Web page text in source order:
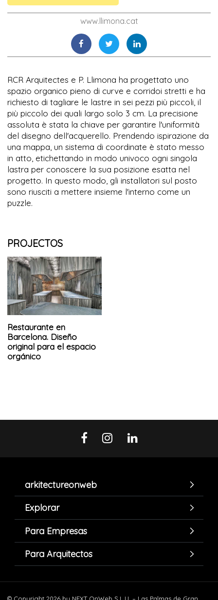
www.llimona.cat
RCR Arquitectes e P. Llimona ha progettato uno
spazio organico pieno di curve e corridoi stretti e ha
richiesto di tagliare le lastre in sei pezzi più piccoli, il
più piccolo dei quali largo solo 3 cm. La precisione
assoluta è stata la chiave per garantire l'uniformità
del disegno dell'acquerello. Prendendo ispirazione da
una mappa, un sistema di coordinate è stato messo
in atto, etichettando in modo univoco ogni singola
lastra per conoscere la sua posizione esatta nel
progetto. In questo modo, gli installatori sul posto
sono riusciti a mettere insieme l'interno come un
puzzle.
PROJECTOS
Restaurante en
Barcelona. Diseño
original para el espacio
orgánico
arkitectureonweb
Explorar
Para Empresas
Para Arquitectos